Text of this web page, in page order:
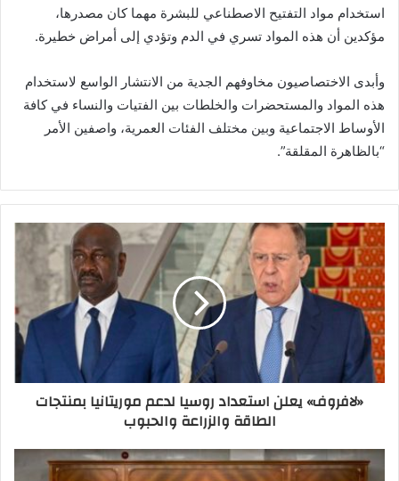
استخدام مواد التفتيح الاصطناعي للبشرة مهما كان مصدرها،
مؤكدين أن هذه المواد تسري في الدم وتؤدي إلى أمراض خطيرة.
وأبدى الاختصاصيون مخاوفهم الجدية من الانتشار الواسع لاستخدام
هذه المواد والمستحضرات والخلطات بين الفتيات والنساء في كافة
الأوساط الاجتماعية وبين مختلف الفئات العمرية، واصفين الأمر
“بالظاهرة المقلقة”.
«لافروف» يعلن استعداد روسيا لدعم موريتانيا بمنتجات
الطاقة والزراعة والحبوب